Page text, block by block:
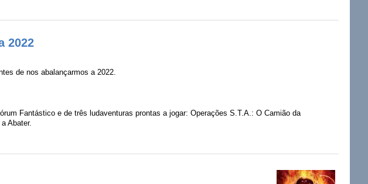
2022
de nos abalançarmos a 2022.
Fantástico e de três ludaventuras prontas a jogar: Operações S.T.A.: O Camião da
Abater.